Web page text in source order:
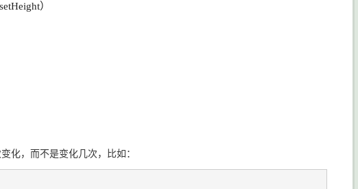
）
化，而不是变化几次，比如：